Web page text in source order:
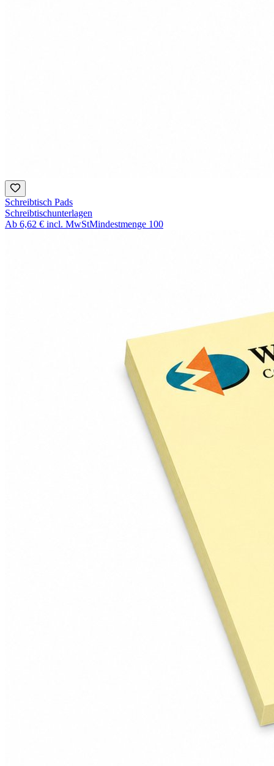
Schreibtisch Pads
Schreibtischunterlagen
Ab 6,62 € incl. MwStMindestmenge 100